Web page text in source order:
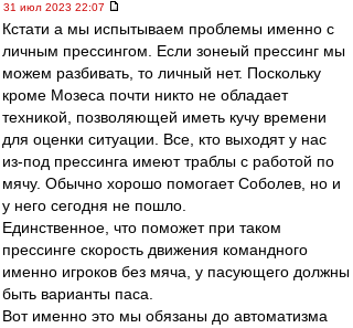
31 июл 2023 22:07
Кстати а мы испытываем проблемы именно с
личным прессингом. Если зонеый прессинг мы
можем разбивать, то личный нет. Поскольку
кроме Мозеса почти никто не обладает
техникой, позволяющей иметь кучу времени
для оценки ситуации. Все, кто выходят у нас
из-под прессинга имеют траблы с работой по
мячу. Обычно хорошо помогает Соболев, но и
у него сегодня не пошло.
Единственное, что поможет при таком
прессинге скорость движения командного
именно игроков без мяча, у пасующего должны
быть варианты паса.
Вот именно это мы обязаны до автоматизма